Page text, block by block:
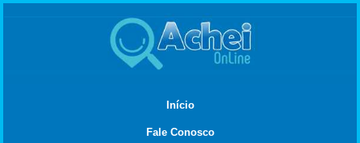
Início
Fale Conosco